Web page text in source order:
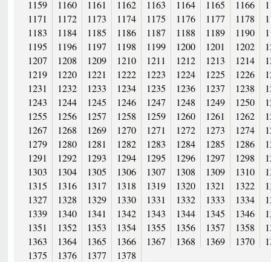
1159
1160 1161 1162 1163 1164 1165 1166
1171
1172 1173 1174 1175 1176 1177 1178
1183
1184 1185 1186 1187 1188 1189 1190
1195
1196 1197 1198 1199 1200 1201 1202
1207
1208 1209 1210 1211 1212 1213 1214
1219
1220 1221 1222 1223 1224 1225 1226
1231
1232 1233 1234 1235 1236 1237 1238
1243
1244 1245 1246 1247 1248 1249 1250
1255
1256 1257 1258 1259 1260 1261 1262
1267
1268 1269 1270 1271 1272 1273 1274
1279
1280 1281 1282 1283 1284 1285 1286
1291
1292 1293 1294 1295 1296 1297 1298
1303
1304 1305 1306 1307 1308 1309 1310
1315
1316 1317 1318 1319 1320 1321 1322
1327
1328 1329 1330 1331 1332 1333 1334
1339
1340 1341 1342 1343 1344 1345 1346
1351
1352 1353 1354 1355 1356 1357 1358
1363
1364 1365 1366 1367 1368 1369 1370
1375
1376 1377 1378